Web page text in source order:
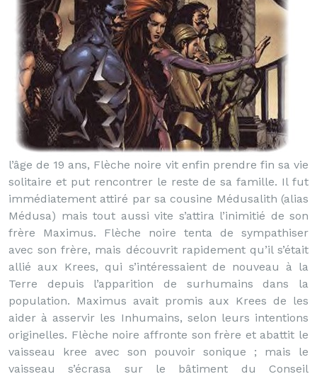
l’âge de 19 ans, Flèche noire vit enfin prendre fin sa vie
solitaire et put rencontrer le reste de sa famille. Il fut
immédiatement attiré par sa cousine Médusalith (alias
Médusa) mais tout aussi vite s’attira l’inimitié de son
frère Maximus. Flèche noire tenta de sympathiser
avec son frère, mais découvrit rapidement qu’il s’était
allié aux Krees, qui s’intéressaient de nouveau à la
Terre depuis l’apparition de surhumains dans la
population. Maximus avait promis aux Krees de les
aider à asservir les Inhumains, selon leurs intentions
originelles. Flèche noire affronte son frère et abattit le
vaisseau kree avec son pouvoir sonique ; mais le
vaisseau s’écrasa sur le bâtiment du Conseil